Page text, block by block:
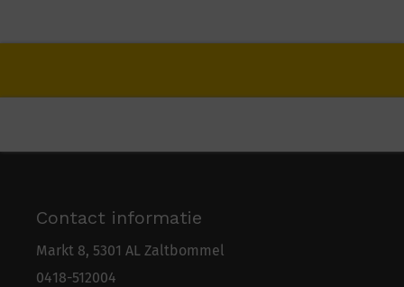
Contact informatie
Markt 8, 5301 AL Zaltbommel
0418-512004